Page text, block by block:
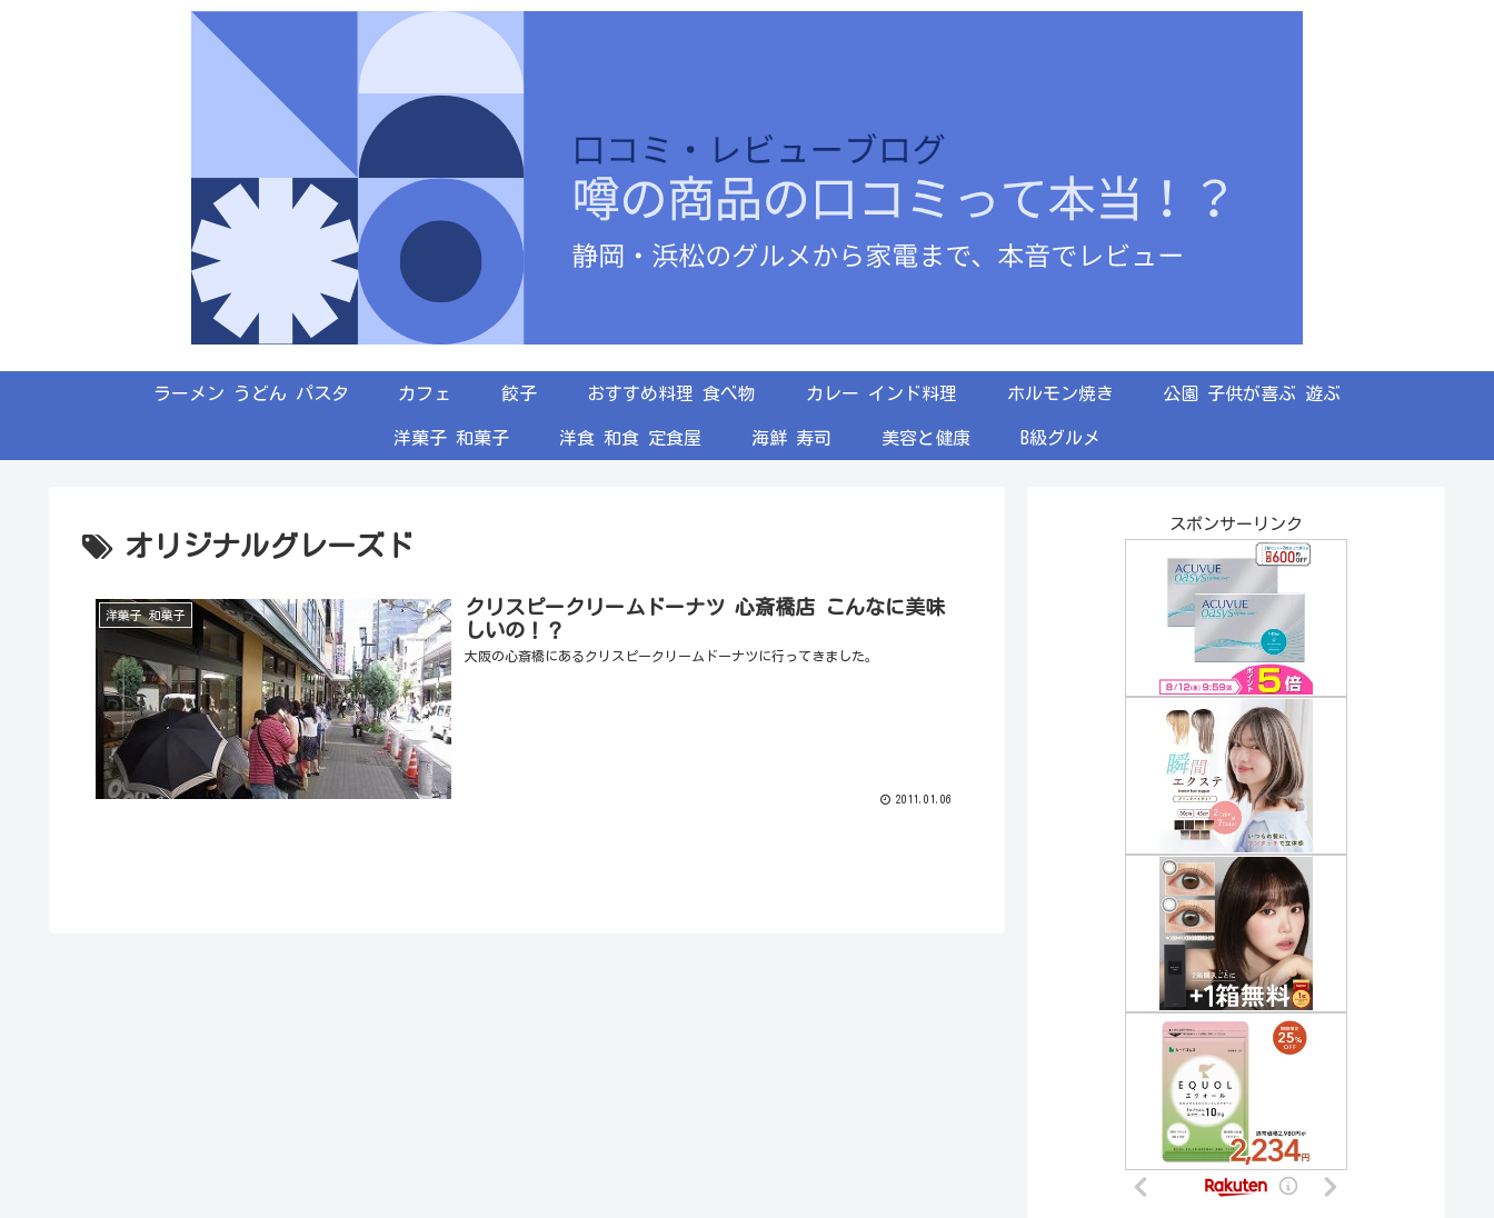
ラーメン うどん パスタ カフェ 餃子 おすすめ料理 食べ物 カレー インド料理 ホルモン焼き 公園 子供が喜ぶ 遊ぶ
洋菓子 和菓子 洋食 和食 定食屋 海鮮 寿司 美容と健康 B級グルメ
オリジナルグレーズド
洋菓子 和菓子
クリスピークリームドーナツ 心斎橋店 こんなに美味
しいの！？
大阪の心斎橋にあるクリスピークリームドーナツに行ってきました。
2011.01.06
スポンサーリンク